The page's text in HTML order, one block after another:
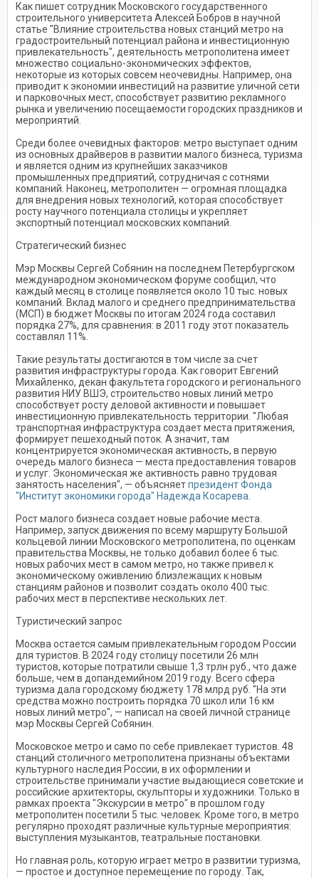
Как пишет сотрудник Московского государственного
строительного университета Алексей Бобров в научной
статье "Влияние строительства новых станций метро на
градостроительный потенциал района и инвестиционную
привлекательность", деятельность метрополитена имеет
множество социально-экономических эффектов,
некоторые из которых совсем неочевидны. Например, она
приводит к экономии инвестиций на развитие уличной сети
и парковочных мест, способствует развитию рекламного
рынка и увеличению посещаемости городских праздников и
мероприятий.
Среди более очевидных факторов: метро выступает одним
из основных драйверов в развитии малого бизнеса, туризма
и является одним из крупнейших заказчиков
промышленных предприятий, сотрудничая с сотнями
компаний. Наконец, метрополитен — огромная площадка
для внедрения новых технологий, которая способствует
росту научного потенциала столицы и укрепляет
экспортный потенциал московских компаний.
Стратегический бизнес
Мэр Москвы Сергей Собянин на последнем Петербургском
международном экономическом форуме сообщил, что
каждый месяц в столице появляется около 10 тыс. новых
компаний. Вклад малого и среднего предпринимательства
(МСП) в бюджет Москвы по итогам 2024 года составил
порядка 27%, для сравнения: в 2011 году этот показатель
составлял 11%.
Такие результаты достигаются в том числе за счет
развития инфраструктуры города. Как говорит Евгений
Михайленко, декан факультета городского и регионального
развития НИУ ВШЭ, строительство новых линий метро
способствует росту деловой активности и повышает
инвестиционную привлекательность территории. "Любая
транспортная инфраструктура создает места притяжения,
формирует пешеходный поток. А значит, там
концентрируется экономическая активность, в первую
очередь малого бизнеса — места предоставления товаров
и услуг. Экономическая же активность равно трудовая
занятость населения", — объясняетпрезидент Фонда
"Институт экономики города" Надежда Косарева
Рост малого бизнеса создает новые рабочие места.
Например, запуск движения по всему маршруту Большой
кольцевой линии Московского метрополитена, по оценкам
правительства Москвы, не только добавил более 6 тыс.
новых рабочих мест в самом метро, но также привел к
экономическому оживлению близлежащих к новым
станциям районов и позволит создать около 400 тыс.
рабочих мест в перспективе нескольких лет.
Туристический запрос
Москва остается самым привлекательным городом России
для туристов. В 2024 году столицу посетили 26 млн
туристов, которые потратили свыше 1,3 трлн руб., что даже
больше, чем в допандемийном 2019 году. Всего сфера
туризма дала городскому бюджету 178 млрд руб. "На эти
средства можно построить порядка 70 школ или 16 км
новых линий метро", — написал на своей личной странице
мэр Москвы Сергей Собянин.
Московское метро и само по себе привлекает туристов. 48
станций столичного метрополитена признаны объектами
культурного наследия России, в их оформлении и
строительстве принимали участие выдающиеся советские и
российские архитекторы, скульпторы и художники. Только в
рамках проекта "Экскурсии в метро" в прошлом году
метрополитен посетили 5 тыс. человек. Кроме того, в метро
регулярно проходят различные культурные мероприятия:
выступления музыкантов, театральные постановки.
Но главная роль, которую играет метро в развитии туризма,
— простое и доступное перемещение по городу. Так,